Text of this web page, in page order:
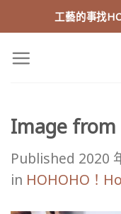
to
content
工藝的事找
Image from
Published 2020
in HOHOHO！